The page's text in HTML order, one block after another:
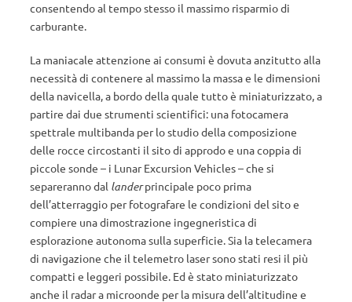
consentendo al tempo stesso il massimo risparmio di
carburante.
La maniacale attenzione ai consumi è dovuta anzitutto alla
necessità di contenere al massimo la massa e le dimensioni
della navicella, a bordo della quale tutto è miniaturizzato, a
partire dai due strumenti scientifici: una fotocamera
spettrale multibanda per lo studio della composizione
delle rocce circostanti il sito di approdo e una coppia di
piccole sonde – i Lunar Excursion Vehicles – che si
separeranno dal landerprincipale poco prima
dell’atterraggio per fotografare le condizioni del sito e
compiere una dimostrazione ingegneristica di
esplorazione autonoma sulla superficie. Sia la telecamera
di navigazione che il telemetro laser sono stati resi il più
compatti e leggeri possibile. Ed è stato miniaturizzato
anche il radar a microonde per la misura dell’altitudine e